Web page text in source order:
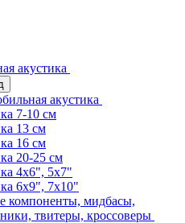
акустика
акустика
7-10 см
13 см
16 см
20-25 см
4х6", 5х7"
6х9", 7х10"
компоненты, мидбасы,
твитеры, кроссоверы